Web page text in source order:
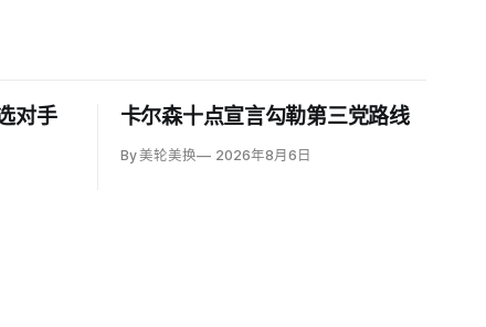
对手 卡尔森十点宣言勾勒第三党路线
By 美轮美换 2026年8月6日